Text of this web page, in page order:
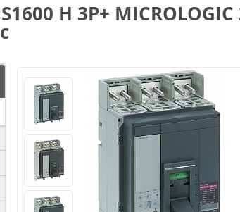
H 3P+ MICROLOGIC